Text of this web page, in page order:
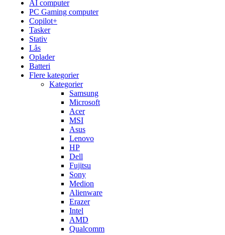
AI computer
PC Gaming computer
Copilot+
Tasker
Stativ
Lås
Oplader
Batteri
Flere kategorier
Kategorier
Samsung
Microsoft
Acer
MSI
Asus
Lenovo
HP
Dell
Fujitsu
Sony
Medion
Alienware
Erazer
Intel
AMD
Qualcomm